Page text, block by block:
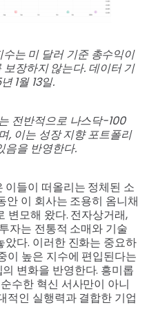
는 미 달러 기준 총수익이
장하지 않는다. 데이터 기
1월 13일.
전반적으로 나스닥-100
, 이는 성장 지향 포트폴리
음을 반영한다.
이들이 떠올리는 정체된 소
안 이 회사는 조용히 옴니채
변모해 왔다. 전자상거래,
자는 전통적 소매와 기술
다. 이러한 진화는 중요하
이 높은 지수에 편입된다는
변화을 반영한다. 흥미롭
수한 혁신 서사만이 아니
적인 실행력과 결합한 기업